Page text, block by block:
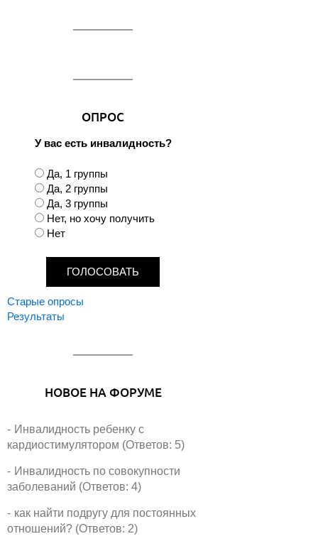
ОПРОС
У вас есть инвалидность?
В
а
р
и
а
Да, 1 группы
Да, 2 группы
Да, 3 группы
Нет, но хочу получить
Нет
Старые опросы
Результаты
НОВОЕ НА ФОРУМЕ
Инвалидность ребенку с
кардиостимулятором (Ответов: 5)
Инвалидность по совокупности
заболеваний (Ответов: 4)
как найти подругу для постоянных
отношений? (Ответов: 2)